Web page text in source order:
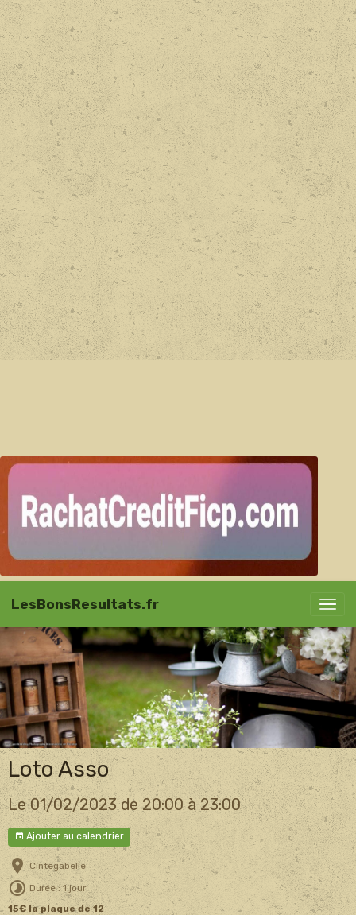
LesBonsResultats.fr
Loto Asso
Le 01/02/2023 de 20:00 à 23:00
Ajouter au calendrier
Cintegabelle
Durée : 1 jour
15€ la plaque de 12